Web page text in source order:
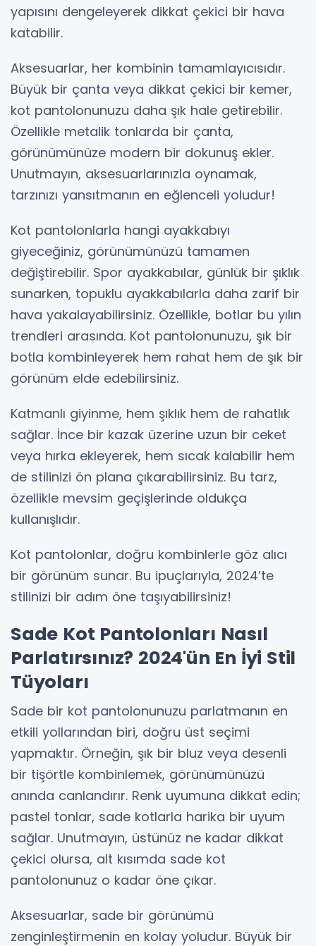
yapısını dengeleyerek dikkat çekici bir hava
katabilir.
Aksesuarlar, her kombinin tamamlayıcısıdır.
Büyük bir çanta veya dikkat çekici bir kemer,
kot pantolonunuzu daha şık hale getirebilir.
Özellikle metalik tonlarda bir çanta,
görünümünüze modern bir dokunuş ekler.
Unutmayın, aksesuarlarınızla oynamak,
tarzınızı yansıtmanın en eğlenceli yoludur!
Kot pantolonlarla hangi ayakkabıyı
giyeceğiniz, görünümünüzü tamamen
değiştirebilir. Spor ayakkabılar, günlük bir şıklık
sunarken, topuklu ayakkabılarla daha zarif bir
hava yakalayabilirsiniz. Özellikle, botlar bu yılın
trendleri arasında. Kot pantolonunuzu, şık bir
botla kombinleyerek hem rahat hem de şık bir
görünüm elde edebilirsiniz.
Katmanlı giyinme, hem şıklık hem de rahatlık
sağlar. İnce bir kazak üzerine uzun bir ceket
veya hırka ekleyerek, hem sıcak kalabilir hem
de stilinizi ön plana çıkarabilirsiniz. Bu tarz,
özellikle mevsim geçişlerinde oldukça
kullanışlıdır.
Kot pantolonlar, doğru kombinlerle göz alıcı
bir görünüm sunar. Bu ipuçlarıyla, 2024’te
stilinizi bir adım öne taşıyabilirsiniz!
Sade Kot Pantolonları Nasıl
Parlatırsınız? 2024'ün En İyi Stil
Tüyoları
Sade bir kot pantolonunuzu parlatmanın en
etkili yollarından biri, doğru üst seçimi
yapmaktır. Örneğin, şık bir bluz veya desenli
bir tişörtle kombinlemek, görünümünüzü
anında canlandırır. Renk uyumuna dikkat edin;
pastel tonlar, sade kotlarla harika bir uyum
sağlar. Unutmayın, üstünüz ne kadar dikkat
çekici olursa, alt kısımda sade kot
pantolonunuz o kadar öne çıkar.
Aksesuarlar, sade bir görünümü
zenginleştirmenin en kolay yoludur. Büyük bir